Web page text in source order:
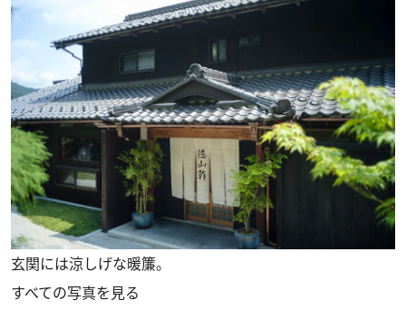
玄関には涼しげな暖簾。
すべての写真を見る